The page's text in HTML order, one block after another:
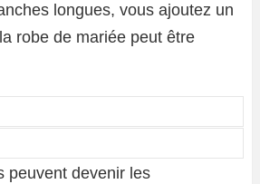
longues, vous ajoutez un
robe de mariée peut être
peuvent devenir les